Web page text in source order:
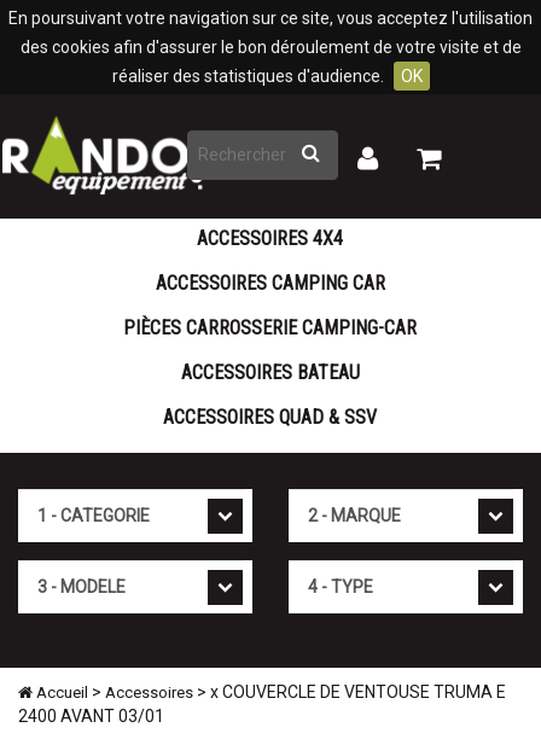
En poursuivant votre navigation sur ce site, vous acceptez l'utilisation
des cookies afin d'assurer le bon déroulement de votre visite et de
réaliser des statistiques d'audience.
OK
Rechercher
Mon
Mon
ACCESSOIRES 4X4
ACCESSOIRES CAMPING CAR
PIÈCES CARROSSERIE CAMPING-CAR
ACCESSOIRES BATEAU
ACCESSOIRES QUAD & SSV
Accueil > Accessoires > x COUVERCLE DE VENTOUSE TRUMA E
2400 AVANT 03/01
Panneau de gestion des cookies